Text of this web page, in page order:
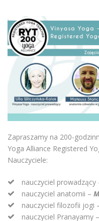
Zapraszamy na 200-
Yoga Alliance Registered
Nauczyciele:
nauczyciel prowadzący
nauczyciel anatomii –
nauczyciel filozofii jogi
nauczyciel Pranayamy –